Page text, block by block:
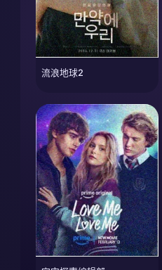
流浪地球2